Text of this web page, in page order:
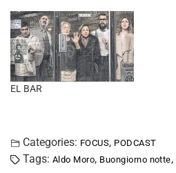
EL BAR
Categories: FOCUS, PODCAST
Tags: Aldo Moro, Buongiorno notte,